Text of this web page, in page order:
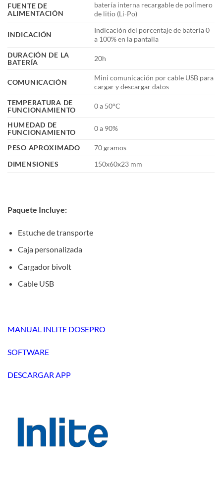
FUENTE DE
ALIMENTACIÓN
batería interna recargable de polímero
de litio (Li-Po)
INDICACIÓN
Indicación del porcentaje de batería 0
a 100% en la pantalla
DURACIÓN DE LA
BATERÍA
20h
COMUNICACIÓN
Mini comunicación por cable USB para
cargar y descargar datos
TEMPERATURA DE
FUNCIONAMIENTO
0 a 50°C
HUMEDAD DE
FUNCIONAMIENTO
0 a 90%
PESO APROXIMADO
70 gramos
DIMENSIONES
150x60x23 mm
Paquete Incluye:
Estuche de transporte
Caja personalizada
Cargador bivolt
Cable USB
MANUAL INLITE DOSEPRO
SOFTWARE
DESCARGAR APP